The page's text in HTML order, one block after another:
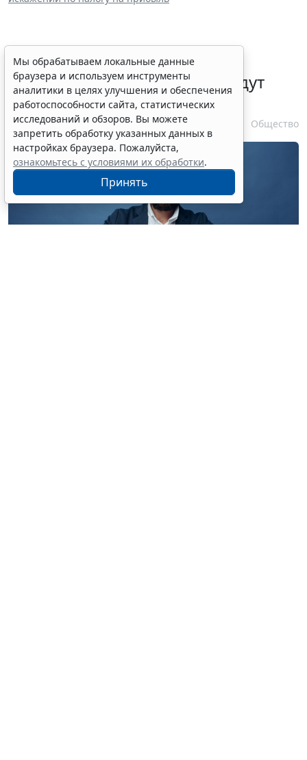
Уведомления о подписании
договоров потребкредита будут
направлять в ЛК на ЕПГУ
10 августа 2026 16:01 Общество
Мы обрабатываем локальные данные
браузера и используем инструменты
аналитики в целях улучшения и обеспечения
работоспособности сайта, статистических
исследований и обзоров. Вы можете
запретить обработку указанных данных в
настройках браузера. Пожалуйста,
ознакомьтесь с условиями их обработки.
Принять